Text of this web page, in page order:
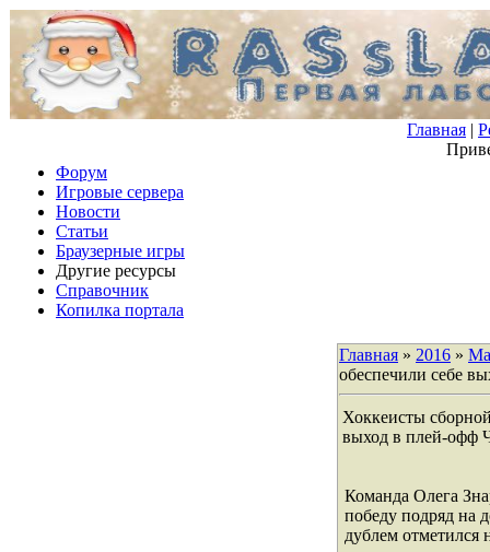
Главная |
Форум
Игровые сервера
Новости
Статьи
Браузерные игры
Другие ресурсы
Справочник
Копилка портала
Главная » 2016 »
обеспечили себе
Хоккеисты
выход в плей-офф
Команда Олега
победу подряд на
дублем